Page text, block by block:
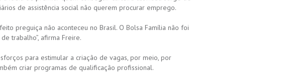
de assistência social não querem procurar emprego.
preguiça não aconteceu no Brasil. O Bolsa Família não foi
trabalho”, afirma Freire.
para estimular a criação de vagas, por meio, por
criar programas de qualificação profissional.